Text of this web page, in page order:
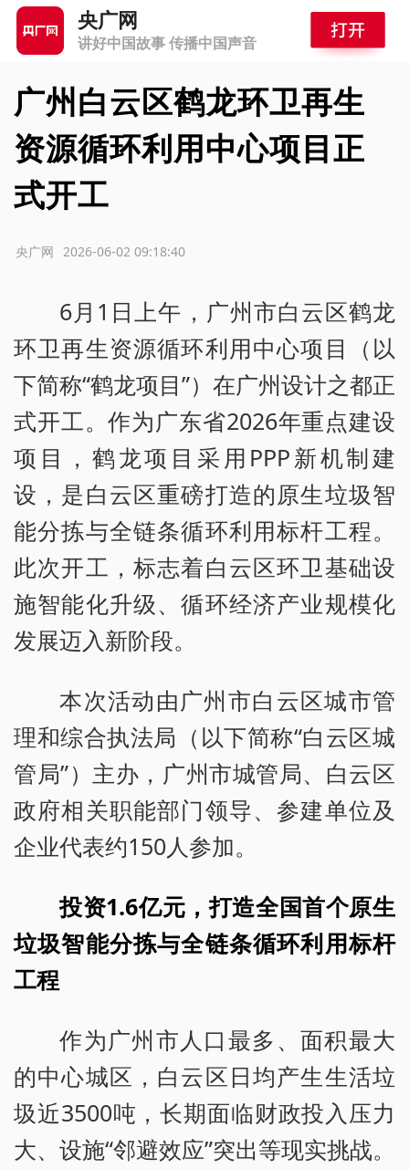
央广网
讲好中国故事 传播中国声音
广州白云区鹤龙环卫再生
资源循环利用中心项目正
式开工
2026-06-02 09:18:40
央广网
6月1日上午，广州市白云区鹤龙
环卫再生资源循环利用中心项目（以
下简称“鹤龙项目”）在广州设计之都正
式开工。作为广东省2026年重点建设
项目，鹤龙项目采用PPP新机制建
设，是白云区重磅打造的原生垃圾智
能分拣与全链条循环利用标杆工程。
此次开工，标志着白云区环卫基础设
施智能化升级、循环经济产业规模化
发展迈入新阶段。
本次活动由广州市白云区城市管
理和综合执法局（以下简称“白云区城
管局”）主办，广州市城管局、白云区
政府相关职能部门领导、参建单位及
企业代表约150人参加。
投资1.6亿元，打造全国首个原生
垃圾智能分拣与全链条循环利用标杆
工程
作为广州市人口最多、面积最大
的中心城区，白云区日均产生生活垃
圾近3500吨，长期面临财政投入压力
大、设施“邻避效应”突出等现实挑战。